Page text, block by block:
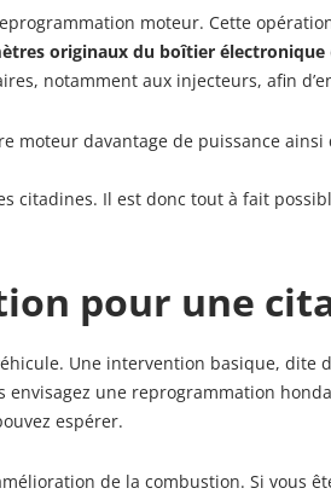
moteur. Cette
originaux du boîtier électronique
notamment aux injecteurs, afin
moteur davantage de puissance
citadines. Il est donc tout à fait
pour une
Une intervention basique, dite
envisagez une reprogrammation
espérer.
de la combustion. Si vous